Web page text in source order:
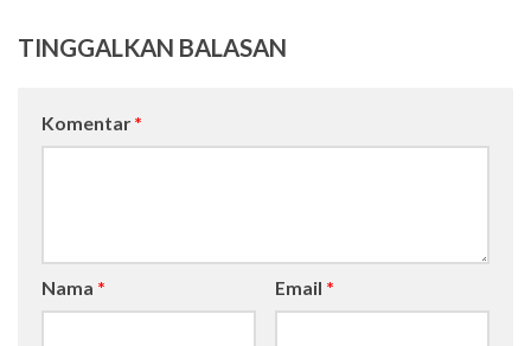
TINGGALKAN BALASAN
Komentar *
Nama * Email *